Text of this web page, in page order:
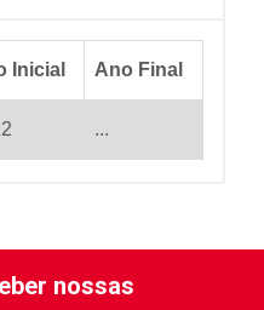
Inicial Ano Final
...
nossas